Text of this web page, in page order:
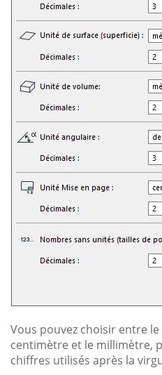
Vous pouvez choisir entre
centimètre et le millimètre,
chiffres utilisés après la